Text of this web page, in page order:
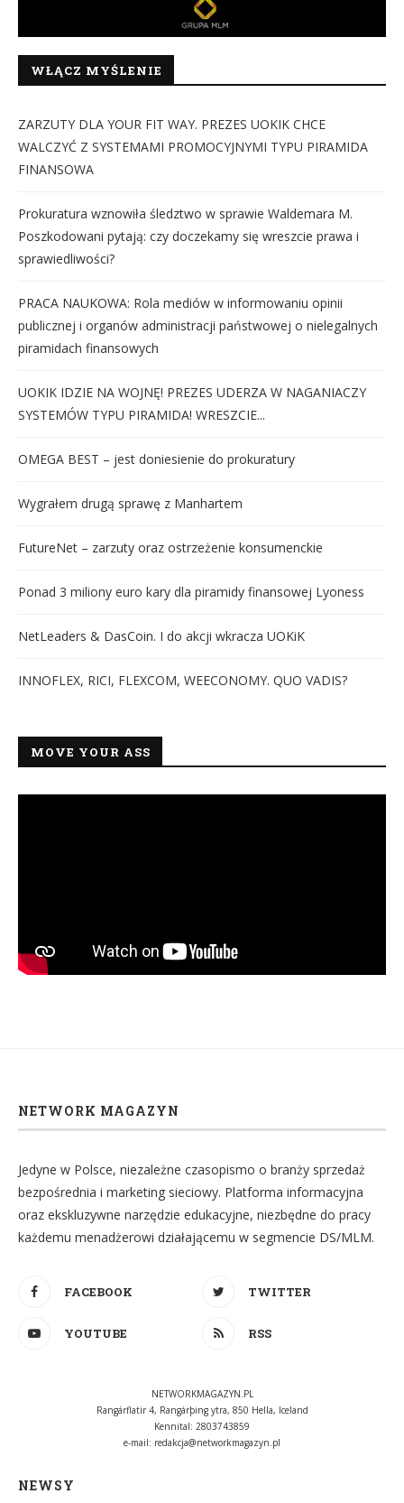
WŁĄCZ MYŚLENIE
ZARZUTY DLA YOUR FIT WAY. PREZES UOKIK CHCE
WALCZYĆ Z SYSTEMAMI PROMOCYJNYMI TYPU PIRAMIDA
FINANSOWA
Prokuratura wznowiła śledztwo w sprawie Waldemara M.
Poszkodowani pytają: czy doczekamy się wreszcie prawa i
sprawiedliwości?
PRACA NAUKOWA: Rola mediów w informowaniu opinii
publicznej i organów administracji państwowej o nielegalnych
piramidach finansowych
UOKIK IDZIE NA WOJNĘ! PREZES UDERZA W NAGANIACZY
SYSTEMÓW TYPU PIRAMIDA! WRESZCIE...
OMEGA BEST – jest doniesienie do prokuratury
Wygrałem drugą sprawę z Manhartem
FutureNet – zarzuty oraz ostrzeżenie konsumenckie
Ponad 3 miliony euro kary dla piramidy finansowej Lyoness
NetLeaders & DasCoin. I do akcji wkracza UOKiK
INNOFLEX, RICI, FLEXCOM, WEECONOMY. QUO VADIS?
MOVE YOUR ASS
NETWORK MAGAZYN
Jedyne w Polsce, niezależne czasopismo o branży sprzedaż
bezpośrednia i marketing sieciowy. Platforma informacyjna
oraz ekskluzywne narzędzie edukacyjne, niezbędne do pracy
każdemu menadżerowi działającemu w segmencie DS/MLM.
FACEBOOK TWITTER
YOUTUBE RSS
NETWORKMAGAZYN.PL
Rangárflatir 4, Rangárþing ytra, 850 Hella, Iceland
Kennital: 2803743859
e-mail: redakcja@networkmagazyn.pl
NEWSY